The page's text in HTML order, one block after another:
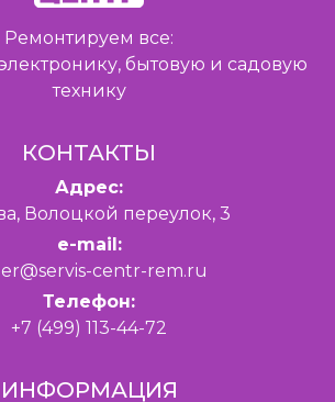
Ремонтируем все:
бытовую и садовую
технику
КОНТАКТЫ
Адрес:
Волоцкой переулок, 3
e-mail:
centr-rem.ru
Телефон:
+7 (499) 113-44-72
ИНФОРМАЦИЯ